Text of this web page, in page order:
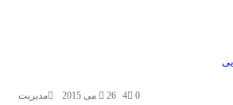
مدیریت 26 می 2015 0
4